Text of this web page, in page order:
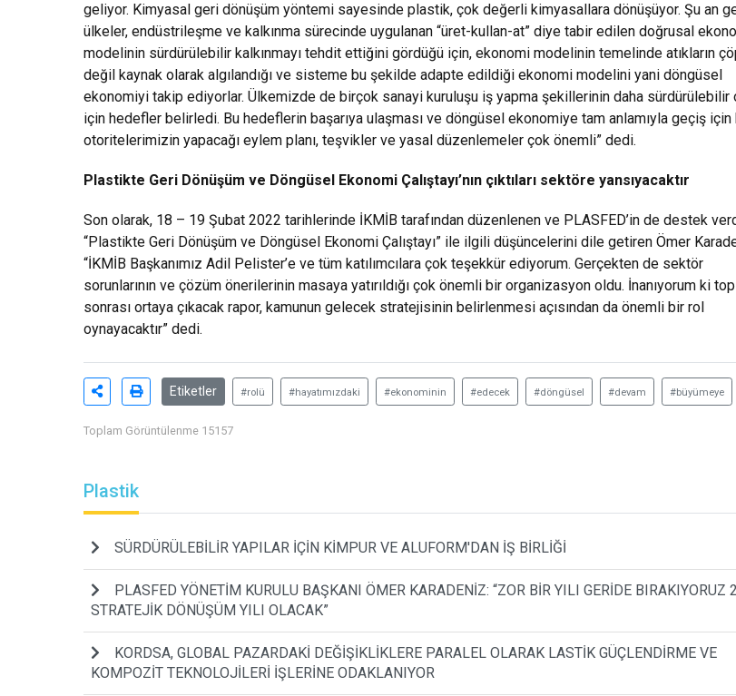
geliyor. Kimyasal geri dönüşüm yöntemi sayesinde plastik, çok değerli kimyasallara dönüşüyor. Şu an
ülkeler, endüstrileşme ve kalkınma sürecinde uygulanan “üret-kullan-at” diye tabir edilen doğrusal
modelinin sürdürülebilir kalkınmayı tehdit ettiğini gördüğü için, ekonomi modelinin temelinde atıkların
değil kaynak olarak algılandığı ve sisteme bu şekilde adapte edildiği ekonomi modelini yani döngüsel
ekonomiyi takip ediyorlar. Ülkemizde de birçok sanayi kuruluşu iş yapma şekillerinin daha sürdürülebilir
için hedefler belirledi. Bu hedeflerin başarıya ulaşması ve döngüsel ekonomiye tam anlamıyla geçiş için
otoritelerimizin yapacağı eylem planı, teşvikler ve yasal düzenlemeler çok önemli” dedi.
Plastikte Geri Dönüşüm ve Döngüsel Ekonomi Çalıştayı’nın çıktıları sektöre yansıyacaktır
Son olarak, 18 – 19 Şubat 2022 tarihlerinde İKMİB tarafından düzenlenen ve PLASFED’in de destek
“Plastikte Geri Dönüşüm ve Döngüsel Ekonomi Çalıştayı” ile ilgili düşüncelerini dile getiren Ömer
“İKMİB Başkanımız Adil Pelister’e ve tüm katılımcılara çok teşekkür ediyorum. Gerçekten de sektör
sorunlarının ve çözüm önerilerinin masaya yatırıldığı çok önemli bir organizasyon oldu. İnanıyorum ki
sonrası ortaya çıkacak rapor, kamunun gelecek stratejisinin belirlenmesi açısından da önemli bir rol
oynayacaktır” dedi.
Etiketler #rolü #hayatımızdaki #ekonominin #edecek #döngüsel #devam #büyümeye
Toplam Görüntülenme 15157
Plastik
SÜRDÜRÜLEBİLİR YAPILAR İÇİN KİMPUR VE ALUFORM'DAN İŞ BİRLİĞİ
PLASFED YÖNETİM KURULU BAŞKANI ÖMER KARADENİZ: “ZOR BİR YILI GERİDE BIRAKIYORUZ
STRATEJİK DÖNÜŞÜM YILI OLACAK”
KORDSA, GLOBAL PAZARDAKİ DEĞİŞİKLİKLERE PARALEL OLARAK LASTİK GÜÇLENDİRME VE
KOMPOZİT TEKNOLOJİLERİ İŞLERİNE ODAKLANIYOR